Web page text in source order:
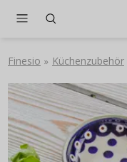
Finesio » Küchenzubehör